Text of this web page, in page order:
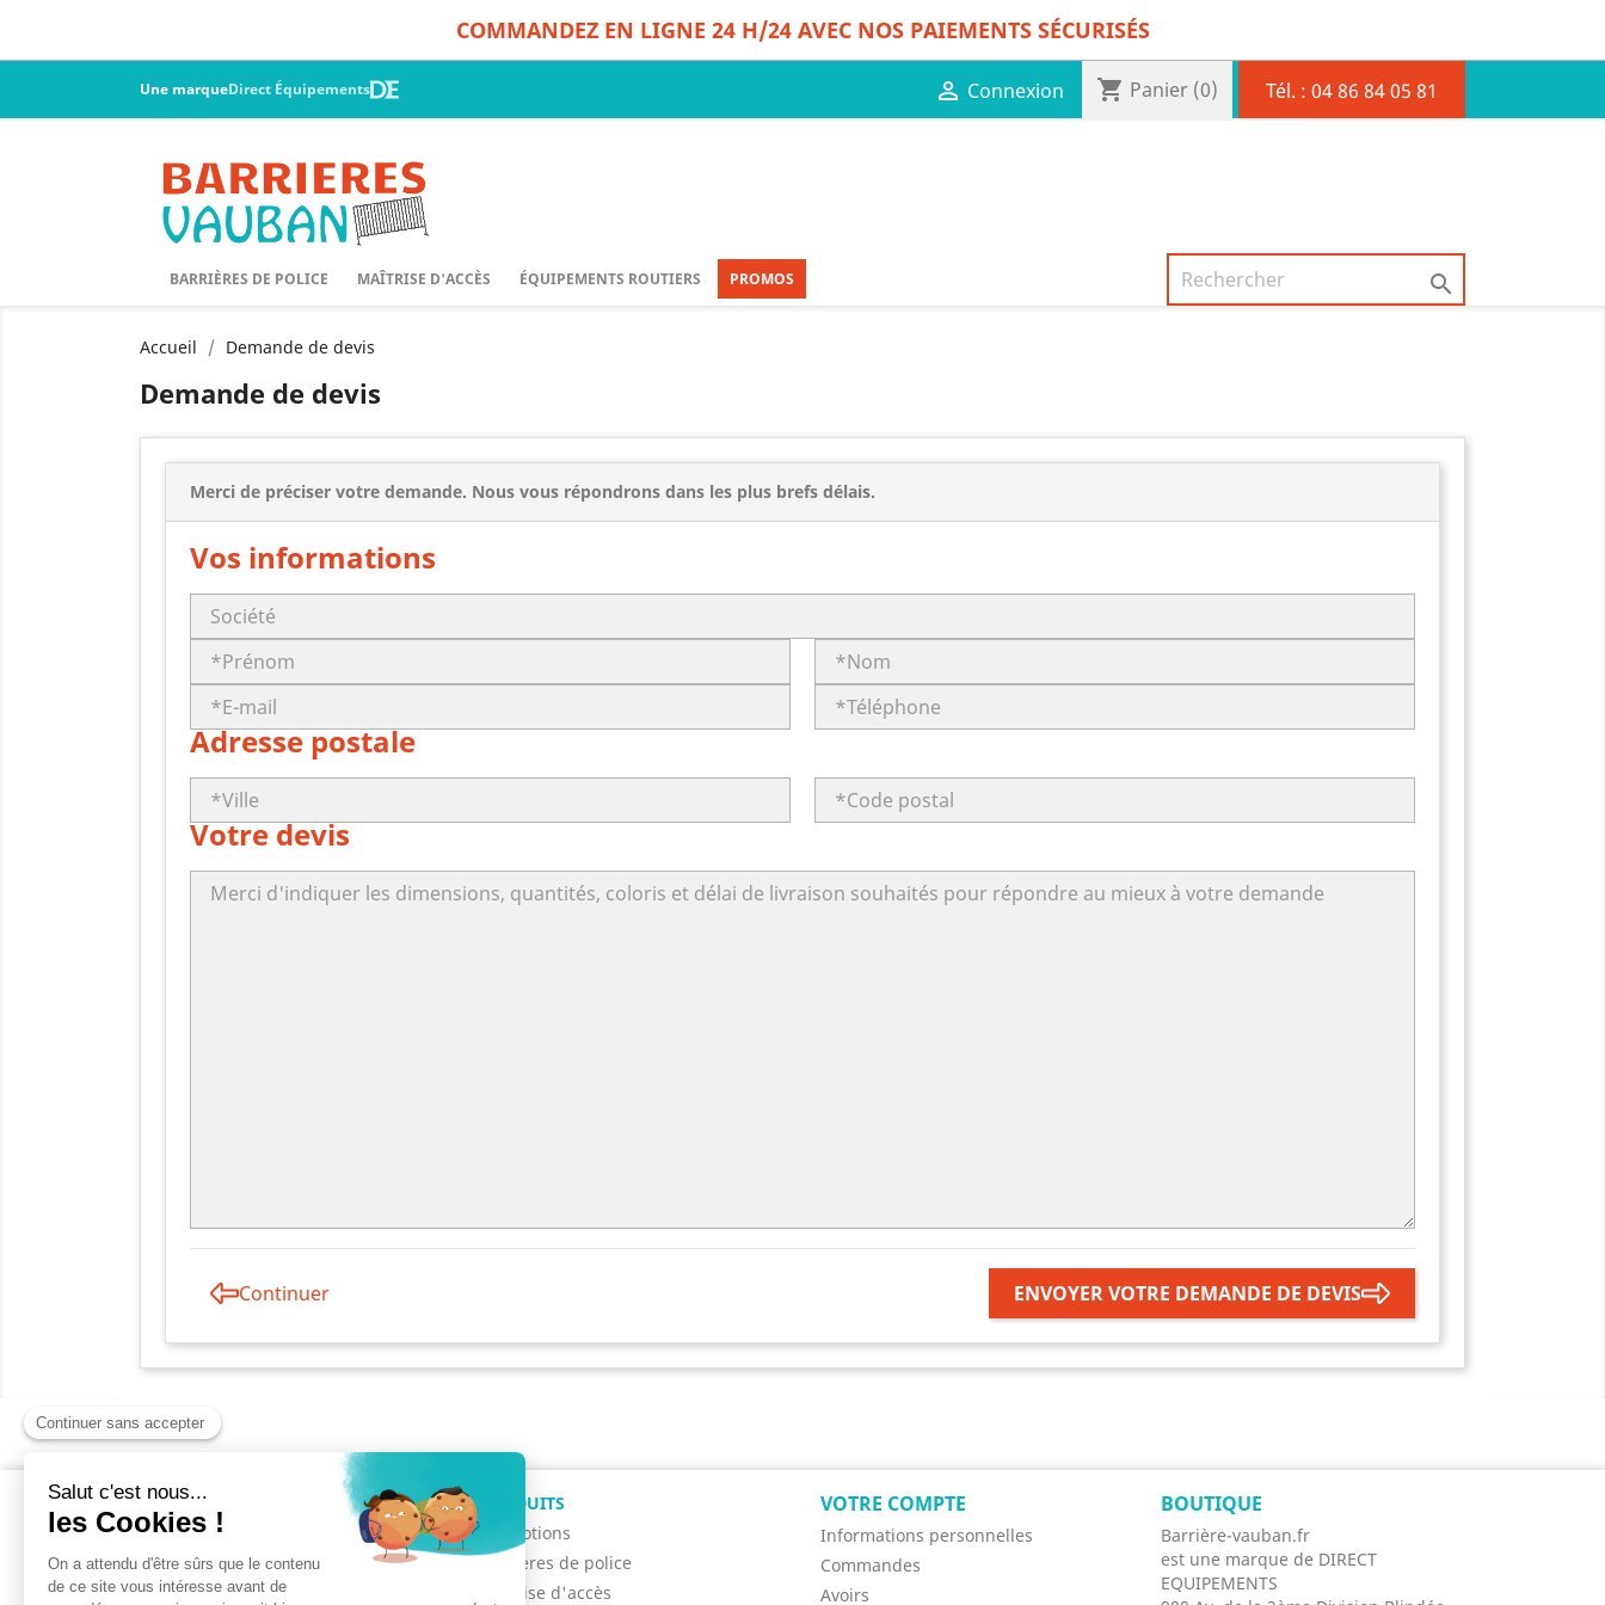
COMMANDEZ EN LIGNE 24 H/24 AVEC NOS PAIEMENTS SÉCURISÉS
Une marqueDirect Équipements  Connexion shopping_cart Panier (0) Tél. : 04 86 84 05 81
BARRIÈRES DE POLICE MAÎTRISE D'ACCÈS ÉQUIPEMENTS ROUTIERS PROMOS 
Accueil Demande de devis
Demande de devis
Merci de préciser votre demande. Nous vous répondrons dans les plus brefs délais.
Vos informations
Adresse postale
Votre devis
Continuer ENVOYER VOTRE DEMANDE DE DEVIS
INFORMATIONS
Mentions légales
A propos
Paiement sécurisé
PRODUITS
Promotions
Barrières de police
Maîtrise d'accès
VOTRE COMPTE
Informations personnelles
Commandes
Avoirs
BOUTIQUE
Barrière-vauban.fr
est une marque de DIRECT
EQUIPEMENTS